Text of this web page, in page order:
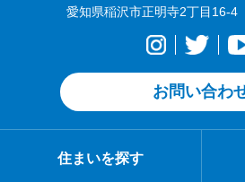
愛知県稲沢市正明寺2丁目16-4
お問い合わ
住まいを探す